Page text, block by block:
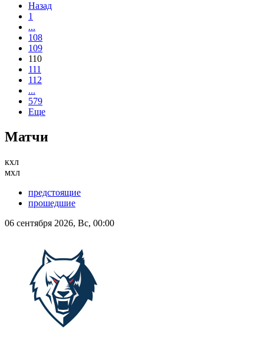
Назад
1
...
108
109
110
111
112
...
579
Еще
Матчи
кхл
мхл
предстоящие
прошедшие
06 сентября 2026, Вс, 00:00